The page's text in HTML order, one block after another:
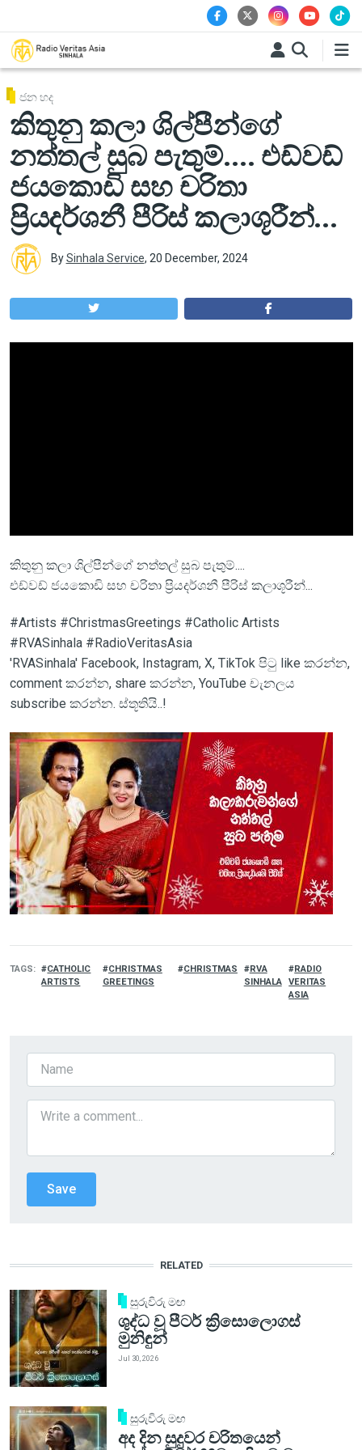
ජන හද
කිතුනු කලා ශිල්පීන්ගේ
නත්තල් සුබ පැතුම්.... එඩ්වඩ්
ජයකොඩි සහ චරිතා
ප්‍රියදර්ශනී පීරිස් කලාශූරීන්...
BySinhala Service, 20 December, 2024
කිතුනු කලා ශිල්පීන්ගේ නත්තල් සුබ පැතුම්....
එඩ්වඩ් ජයකොඩි සහ චරිතා ප්‍රියදර්ශනී පීරිස් කලාශූරීන්...
#Artists #ChristmasGreetings #Catholic Artists
#RVASinhala #RadioVeritasAsia
'RVASinhala' Facebook, Instagram, X, TikTok පිටු like කරන්න,
comment කරන්න, share කරන්න, YouTube චැනලය
subscribe කරන්න. ස්තූතියි..!
TAGS
CATHOLIC
ARTISTS
CHRISTMAS
GREETINGS
CHRISTMAS
RVA
SINHALA
RADIO
VERITAS
ASIA
RELATED
සුරුවිරු මඟ
ශුද්ධ වූ පීටර් ක්‍රිසොලොගස්
මුනිඳුන්
Jul 30, 2026
සුරුවිරු මඟ
අද දින සුදුවර චරිතයෙන්